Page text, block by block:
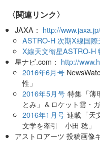
〈関連リンク〉
JAXA： http://www.jaxa.jp/
ASTRO-H 次期X線国際
X線天文衛星ASTRO-H
星ナビ.com： http://
2016年6月号
性」
2016年5月号 特集「薄
とみ」＆ロケット雲・
2016年1月号 連載「天
文学を牽引 小田 稔」
アストロアーツ 投稿画像